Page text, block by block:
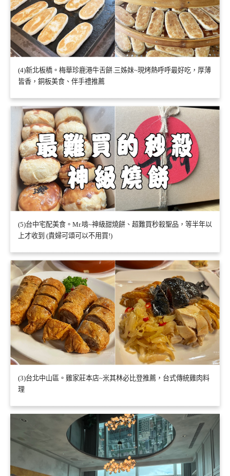
(4)新北板橋。梅華珍鹿港牛舌餅.三姊妹~現烤熱呼呼最好吃，厚薄
皆香，銅板美食、伴手禮推薦
(5)台中宅配美食。Mr.啃~神級甜燒餅、超難買秒殺聖品，等半年以
上才收到 (貴婦可頌可以不用買!)
(3)台北中山區。雞家莊本店~米其林必比登推薦，台式傳統雞肉料
理